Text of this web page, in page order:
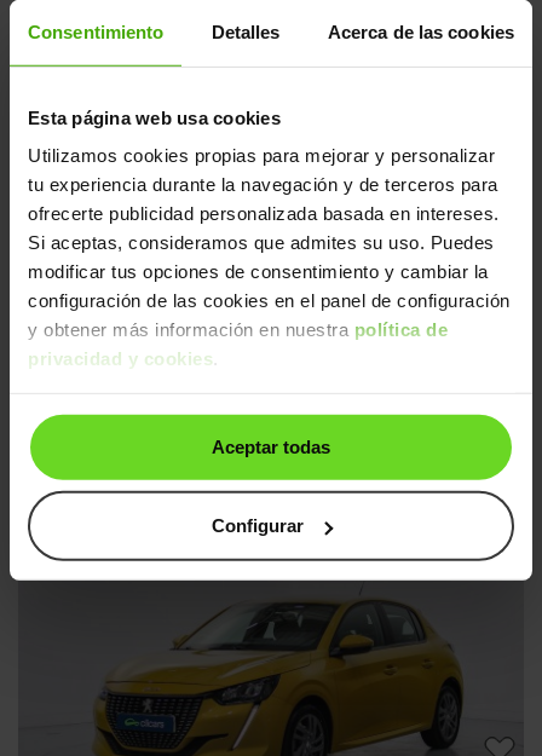
Consentimiento Detalles Acerca de las cookies
Esta página web usa cookies
Utilizamos cookies propias para mejorar y personalizar
tu experiencia durante la navegación y de terceros para
ofrecerte publicidad personalizada basada en intereses.
Si aceptas, consideramos que admites su uso. Puedes
modificar tus opciones de consentimiento y cambiar la
configuración de las cookies en el panel de configuración
y obtener más información en nuestra política de
privacidad y cookies.
Aceptar todas
Configurar
Peugeot 208
1.2 S&S Active 75
12.490€
9.490€
Gasolina
24h
Peugeot 208
1.2 S&S Active 75
2020 | 136.391km | 75CV | Manual
10.490€
8.790€
Gasolina /mes